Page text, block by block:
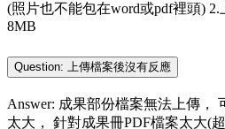
(照片也不能包在word或pdf裡頭)
8MB
Question: 上傳檔案後沒有反應
Answer: 成果部份檔案無法上傳，
太大， 針對成果冊PDF檔案太大(